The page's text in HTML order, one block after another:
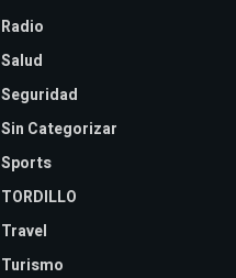
Radio
Salud
Seguridad
Sin Categorizar
Sports
TORDILLO
Travel
Turismo